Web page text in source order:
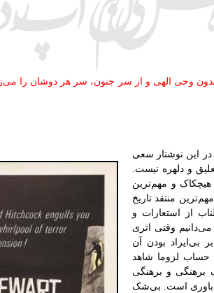
بدون وحی الهی و از سر جنون، سر هر دوشان را
این نوشتار سعی
و دلهره نیست.
هیچکاک و مهم‌ترین
منتقد تاریخ
از استعارات و
می‌دانیم وقتی اثری
بی‌ایراد بودن آن
حساب لزوما شاهد
برهنگی و برهنگی
است. بی‌شک